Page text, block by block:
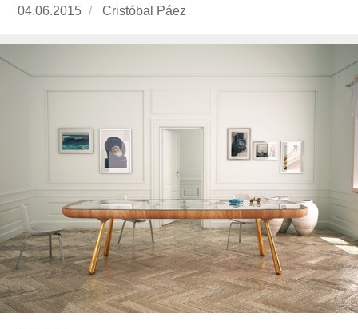
Publicado
04.06.2015
https://www.experimenta.es/author/cristobal-
Cristóbal Páez